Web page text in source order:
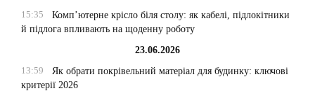
15:35
Комп’ютерне крісло біля столу: як кабелі, підлокітники
й підлога впливають на щоденну роботу
23.06.2026
13:59
Як обрати покрівельний матеріал для будинку: ключові
критерії 2026